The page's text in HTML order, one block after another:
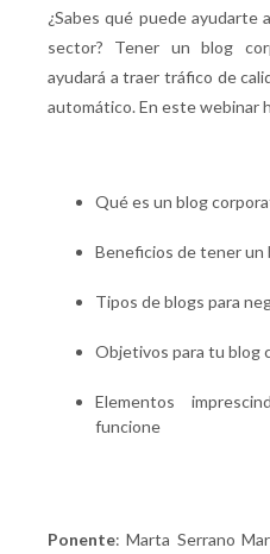
¿Sabes qué puede
sector? Tener un blog
ayudará a traer tráfico de
automático. En este webinar
Qué es un blog
Beneficios de tener
Tipos de blogs para
Objetivos para tu blog
Elementos
funcione
Ponente: Marta Serrano